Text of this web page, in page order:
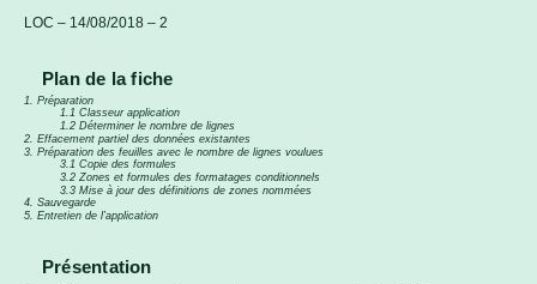
LOC – 14/08/2018 – 2
Plan de la fiche
1. Préparation
1.1 Classeur application
1.2 Déterminer le nombre de lignes
2. Effacement partiel des données existantes
3. Préparation des feuilles avec le nombre de lignes voulues
3.1 Copie des formules
3.2 Zones et formules des formatages conditionnels
3.3 Mise à jour des définitions de zones nommées
4. Sauvegarde
5. Entretien de l’application
Présentation